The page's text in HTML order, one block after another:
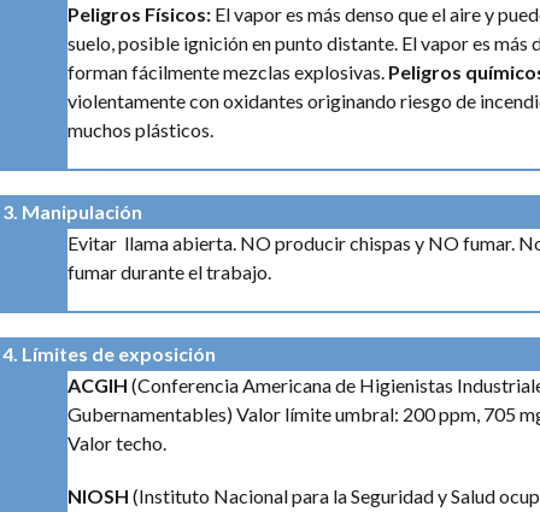
Peligros Físicos: El vapor es más denso que el aire y
suelo, posible ignición en punto distante. El vapor es más
forman fácilmente mezclas explosivas. Peligros
violentamente con oxidantes originando riesgo de
muchos plásticos.
3. Manipulación
Evitar llama abierta. NO producir chispas y NO fumar.
fumar durante el trabajo.
4. Límites de exposición
ACGIH (Conferencia Americana de Higienistas
Gubernamentables)Valor límite umbral: 200 ppm, 705
Valor techo.
NIOSH (Instituto Nacional para la Seguridad y Salud